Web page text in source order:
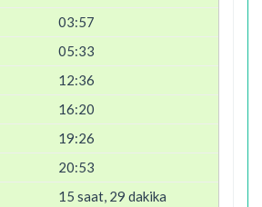
03:57
05:33
12:36
16:20
19:26
20:53
15 saat, 29 dakika